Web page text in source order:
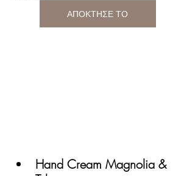
ΑΠΟΚΤΗΣΕ ΤΟ
Hand Cream Magnolia &